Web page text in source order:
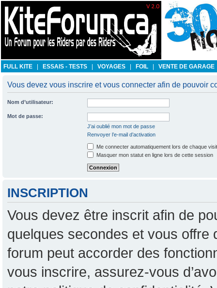
FULL KITE ESSAIS - TESTS VOYAGES FOIL VENTE DE GARAGE
Vous devez vous inscrire et vous connecter afin de pouvoir
Nom d’utilisateur:
Mot de passe:
J’ai oublié mon mot de passe
Renvoyer l’e-mail d’activation
Me connecter automatiquement lors de chaque
Masquer mon statut en ligne lors de cette session
INSCRIPTION
Vous devez être inscrit afin de
quelques secondes et vous offre
forum peut accorder des
vous inscrire, assurez-vous